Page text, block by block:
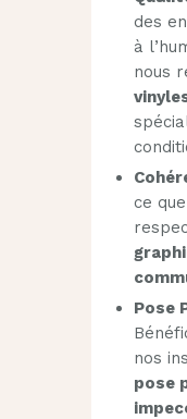
des
à
nous
ce
Pose
nos
pose